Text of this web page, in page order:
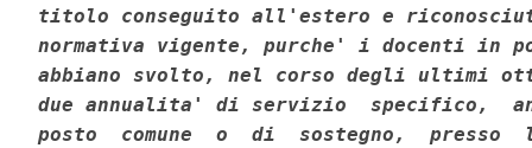
titolo conseguito all'estero e
normativa vigente, purche' i docenti in
abbiano svolto, nel corso degli ultimi
due annualita' di servizio  specifico,
posto  comune  o  di  sostegno,